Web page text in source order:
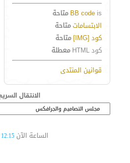
BB code is
متاحة
الابتساماتمتاحة
كود [IMG]
متاحة
كود HTML
معطلة
قوانين المنتدى
الانتقال
الساعة الآن 12:15 PM